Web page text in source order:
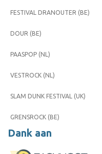
FESTIVAL DRANOUTER (BE)
DOUR (BE)
PAASPOP (NL)
VESTROCK (NL)
SLAM DUNK FESTIVAL (UK)
GRENSROCK (BE)
Dank aan